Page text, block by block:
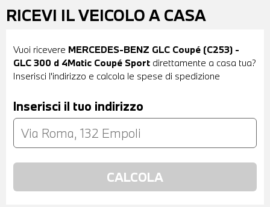
RICEVI IL VEICOLO A CASA
Vuoi ricevere MERCEDES-BENZ GLC Coupé (C253) -
GLC 300 d 4Matic Coupé Sport direttamente a casa tua?
Inserisci l'indirizzo e calcola le spese di spedizione
Inserisci il tuo indirizzo